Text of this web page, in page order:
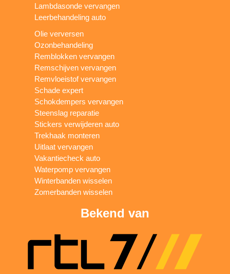
Lambdasonde vervangen
Leerbehandeling auto
Olie verversen
Ozonbehandeling
Remblokken vervangen
Remschijven vervangen
Remvloeistof vervangen
Schade expert
Schokdempers vervangen
Steenslag reparatie
Stickers verwijderen auto
Trekhaak monteren
Uitlaat vervangen
Vakantiecheck auto
Waterpomp vervangen
Winterbanden wisselen
Zomerbanden wisselen
Bekend van